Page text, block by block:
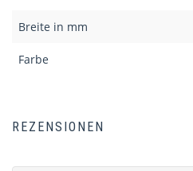
Breite in mm
Farbe
REZENSIONEN